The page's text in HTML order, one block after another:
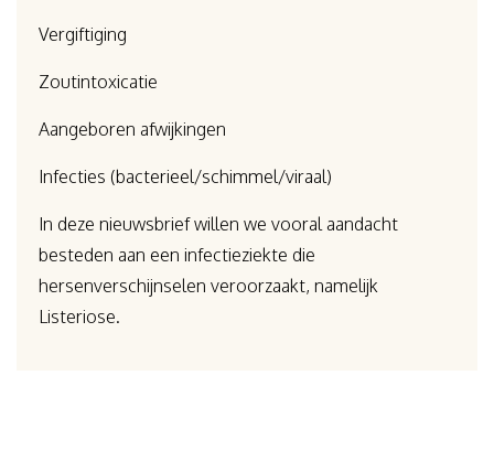
Vergiftiging
Zoutintoxicatie
Aangeboren afwijkingen
Infecties (bacterieel/schimmel/viraal)
In deze nieuwsbrief willen we vooral aandacht
besteden aan een infectieziekte die
hersenverschijnselen veroorzaakt, namelijk
Listeriose.